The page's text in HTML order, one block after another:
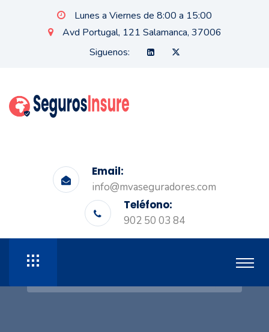
Lunes a Viernes de 8:00 a 15:00
Avd Portugal, 121 Salamanca, 37006
Siguenos:
Email:
info@mvaseguradores.com
Teléfono:
902 50 03 84